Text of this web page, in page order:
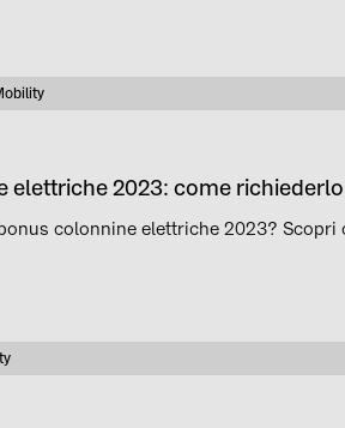
elettriche 2023: come
colonnine elettriche 2023? Scopri